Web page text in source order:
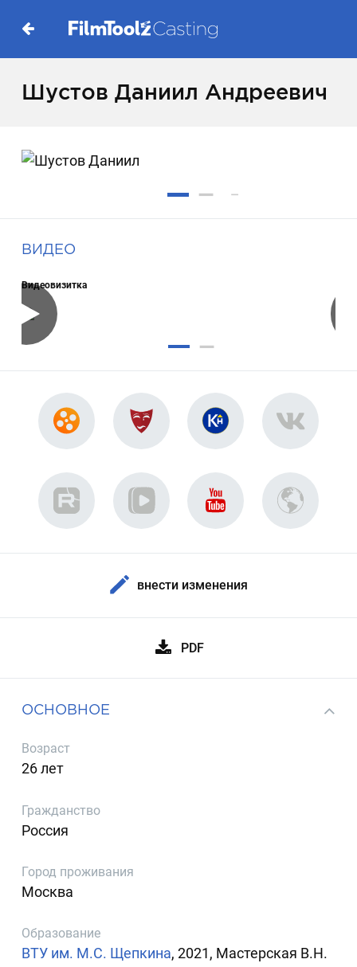
Шустов Даниил Андреевич
ВИДЕО
Видеовизитка
внести изменения
PDF
ОСНОВНОЕ
Возраст
26 лет
Гражданство
Россия
Город проживания
Москва
Образование
ВТУ им. М.С. Щепкина, 2021, Мастерская В.Н.